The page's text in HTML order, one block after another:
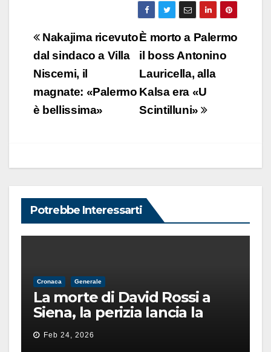
Navigazione
articoli
È morto a Palermo
il boss Antonino
Lauricella, alla
Kalsa era «U
Scintilluni»
Nakajima ricevuto
dal sindaco a Villa
Niscemi, il
magnate: «Palermo
è bellissima»
Potrebbe Interessarti
Cronaca Generale
La morte di David Rossi a
Siena, la perizia lancia la
pista di un’intimidazione
finita male
Feb 24, 2026